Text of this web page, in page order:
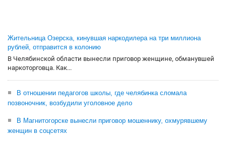
Жительница Озерска, кинувшая наркодилера на три миллиона
рублей, отправится в колонию
В Челябинской области вынесли приговор женщине, обманувшей
наркоторговца. Как...
В отношении педагогов школы, где челябинка сломала
позвоночник, возбудили уголовное дело
В Магнитогорске вынесли приговор мошеннику, охмурявшему
женщин в соцсетях